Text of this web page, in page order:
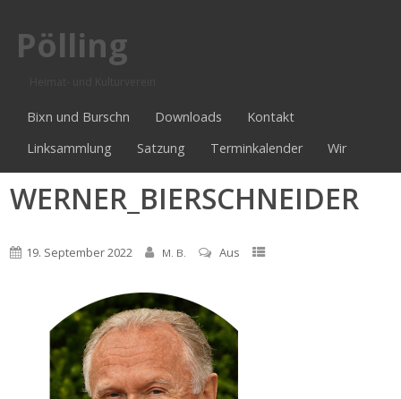
Pölling
Bixn und Burschn Downloads
Kontakt
Linksammlung
Satzung Terminkalender Wir
WERNER_BIERSCHNEIDER
19. September 2022 M. B. Aus